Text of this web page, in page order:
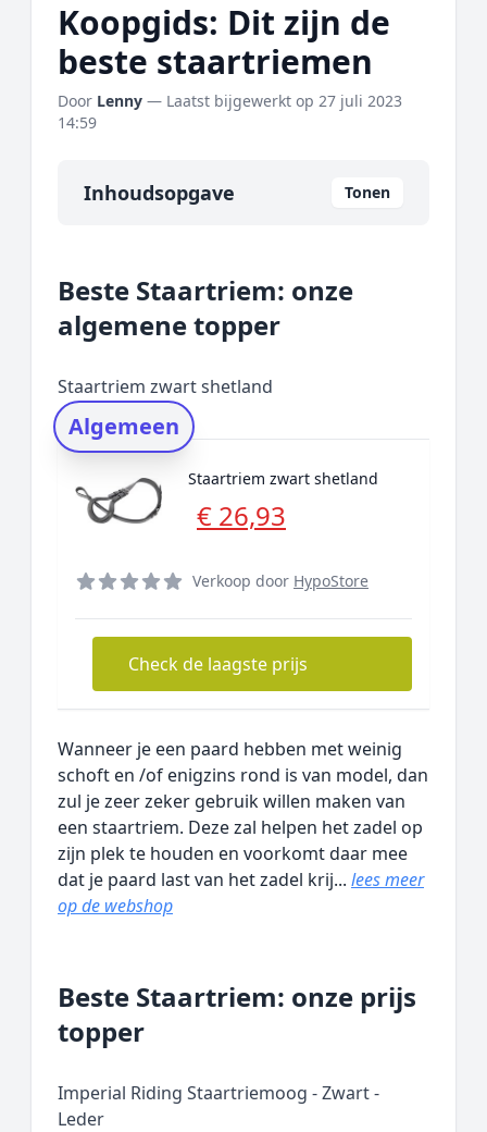
Koopgids: Dit zijn de
beste staartriemen
Door Lenny — Laatst bijgewerkt op 27 juli 2023
14:59
Inhoudsopgave Tonen
Onze algemene topper
Prijs topper
Rating topper
Onderzoeksmethode
Alternatieven
Prijsniveaus
Beste Staartriem: onze
algemene topper
Staartriem zwart shetland
Algemeen
Staartriem zwart shetland
€ 26,93
Verkoop door HypoStore
Check de laagste prijs
Wanneer je een paard hebben met weinig
schoft en /of enigzins rond is van model, dan
zul je zeer zeker gebruik willen maken van
een staartriem. Deze zal helpen het zadel op
zijn plek te houden en voorkomt daar mee
dat je paard last van het zadel krij... lees meer
op de webshop
Beste Staartriem: onze prijs
topper
Imperial Riding Staartriemoog - Zwart -
Leder